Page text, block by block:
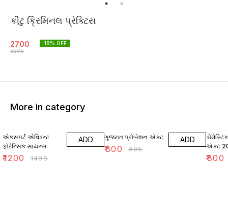
કીટુ ક્રિમિનલ પ્રેક્ટિસ
2700
3295
18% OFF
More in category
એક્સપર્ટ એવિડન્ટ
ફોરેન્સિક સાયન્સ
₹1200 ₹1495
ADD ગુજરાત પ્રોબેશન એક્ટ
₹800 ₹995
ADD
એક્ટ
₹800